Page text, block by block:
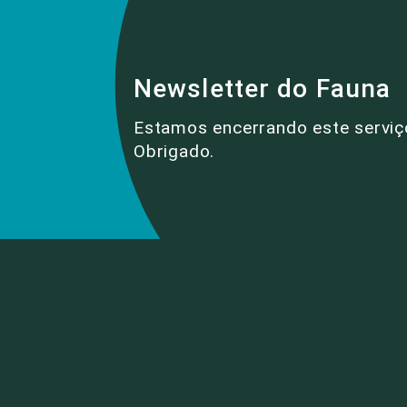
Newsletter do Fauna
Estamos encerrando este
Obrigado.